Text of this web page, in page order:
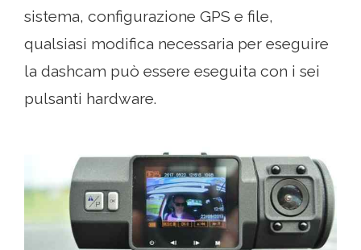
sistema, configurazione GPS e file,
qualsiasi modifica necessaria per eseguire
la dashcam può essere eseguita con i sei
pulsanti hardware.